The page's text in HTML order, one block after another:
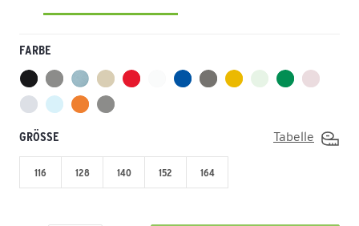
FARBE
GRÖSSE Tabelle
116 128 140 152 164